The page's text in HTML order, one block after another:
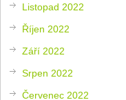
Listopad 2022
Říjen 2022
Září 2022
Srpen 2022
Červenec 2022